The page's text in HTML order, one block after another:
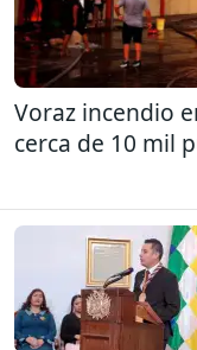
Voraz incendio
cerca de 10 mil